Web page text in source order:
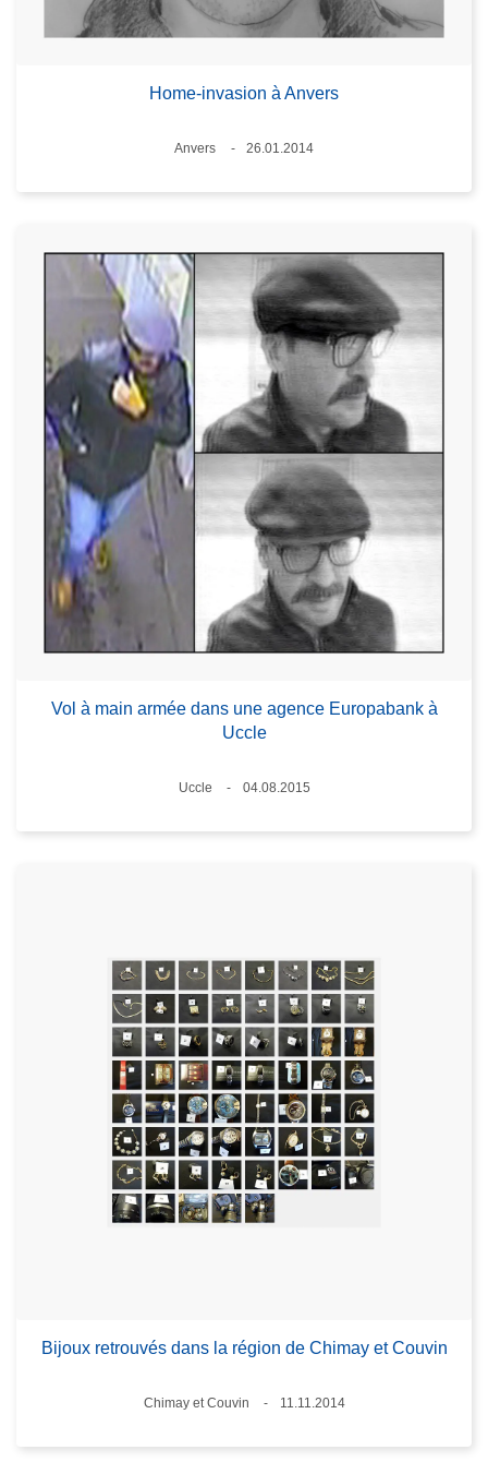
Home-invasion à Anvers
Lieux
Anvers
26.01.2014
Vol à main armée dans une agence Europabank à
Uccle
Lieux
Uccle
04.08.2015
Bijoux retrouvés dans la région de Chimay et Couvin
Lieux
Chimay et Couvin
11.11.2014